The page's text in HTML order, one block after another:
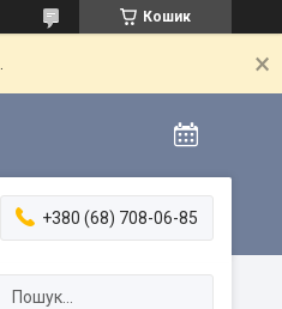
Кошик
+380 (68) 708-06-85